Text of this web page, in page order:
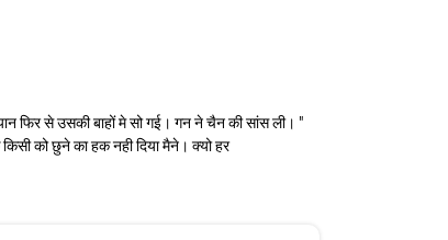
फिर से उसकी बाहों मे सो गई। गन ने चैन की सांस ली। "
को छुने का हक नही दिया मैने। क्यो हर